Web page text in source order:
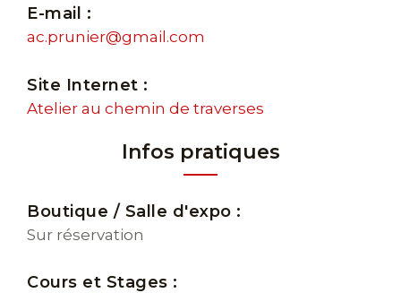
E-mail :
ac.prunier@gmail.com
Site Internet :
Atelier au chemin de traverses
Infos pratiques
Boutique / Salle d'expo :
Sur réservation
Cours et Stages :